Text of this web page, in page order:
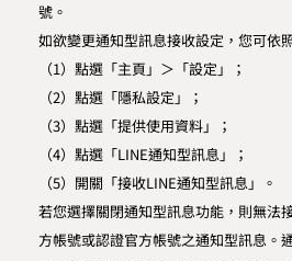
號。
如欲變更通知型訊息接收設定，您可依
（1）點選「主頁」＞「設定」；
（2）點選「隱私設定」；
（3）點選「提供使用資料」；
（4）點選「LINE通知型訊息」；
（5）開關「接收LINE通知型訊息」。
若您選擇關閉通知型訊息功能，則無法
方帳號或認證官方帳號之通知型訊息。